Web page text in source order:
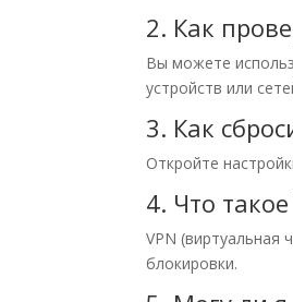
2. Как
Вы можете
устройств или
3. Как
Откройте
4. Что
VPN (виртуальная
блокировки.